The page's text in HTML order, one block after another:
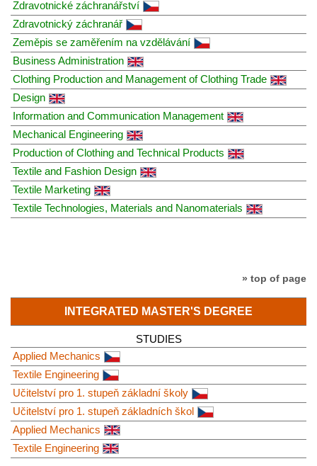
Zdravotnické záchranářství
Zdravotnický záchranář
Zeměpis se zaměřením na vzdělávání
Business Administration
Clothing Production and Management of Clothing Trade
Design
Information and Communication Management
Mechanical Engineering
Production of Clothing and Technical Products
Textile and Fashion Design
Textile Marketing
Textile Technologies, Materials and Nanomaterials
» top of page
INTEGRATED MASTER'S DEGREE
STUDIES
Applied Mechanics
Textile Engineering
Učitelství pro 1. stupeň základní školy
Učitelství pro 1. stupeň základních škol
Applied Mechanics
Textile Engineering